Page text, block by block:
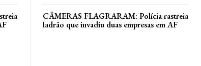
CÂMERAS FLAGRARAM: Polícia rastreia
ladrão que invadiu duas empresas em AF